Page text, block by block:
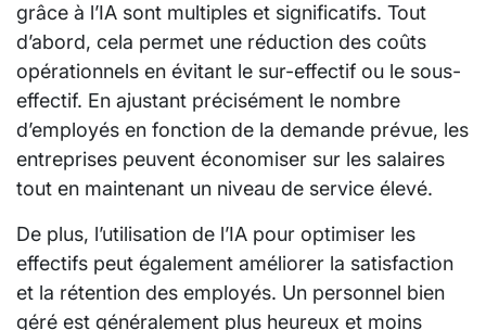
grâce à l’IA sont multiples et significatifs. Tout
d’abord, cela permet une réduction des coûts
opérationnels en évitant le sur-effectif ou le sous-
effectif. En ajustant précisément le nombre
d’employés en fonction de la demande prévue, les
entreprises peuvent économiser sur les salaires
tout en maintenant un niveau de service élevé.
De plus, l’utilisation de l’IA pour optimiser les
effectifs peut également améliorer la satisfaction
et la rétention des employés. Un personnel bien
géré est généralement plus heureux et moins